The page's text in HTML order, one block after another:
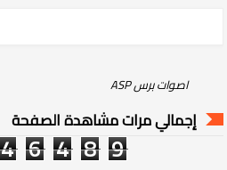
‏اصوات برس ASP‏
إجمالي مرات مشاهدة الصفحة
4 6 4 8 9